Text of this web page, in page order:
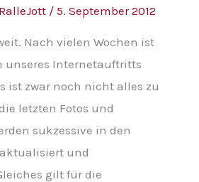
RalleJott / 5. September 2012
Nach vielen Wochen ist
unseres Internetauftritts
ist zwar noch nicht alles zu
letzten Fotos und
sukzessive in den
und
gilt für die